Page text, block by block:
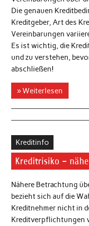
Die genauen
Kreditgeber, Art des
Vereinbarungen
Es ist wichtig, die
und zu verstehen,
abschließen!
» Weiterlesen
Kreditinfo
Kreditrisiko –
Nähere Betrachtung
bezieht sich auf die
Kreditnehmer nicht in
Kreditverpflichtungen